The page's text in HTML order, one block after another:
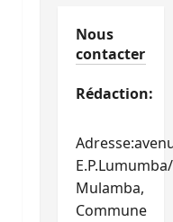
Nous
contacter
Rédaction:
Mulamba,
Commune